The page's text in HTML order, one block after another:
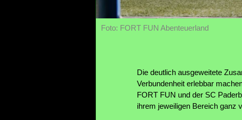
Foto: FORT FUN Abenteuerland
Die deutlich ausgeweitete
Verbundenheit erlebbar
FORT FUN und der SC
ihrem jeweiligen Bereich ganz